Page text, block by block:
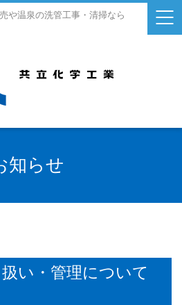
や温泉の洗管工事・清掃なら
知らせ
い・管理について